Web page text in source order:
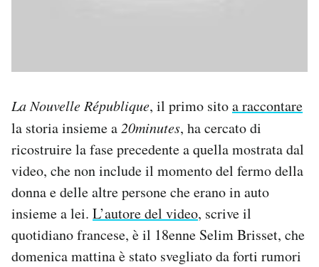
La Nouvelle République, il primo sitoa raccontare
la storia insieme a20minutes, ha cercato di
ricostruire la fase precedente a quella mostrata dal
video, che non include il momento del fermo della
donna e delle altre persone che erano in auto
insieme a lei. L’autore del video, scrive il
quotidiano francese, è il 18enne Selim Brisset, che
domenica mattina è stato svegliato da forti rumori